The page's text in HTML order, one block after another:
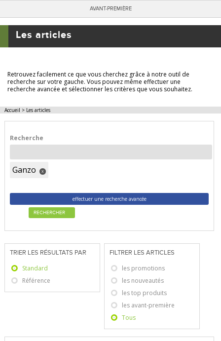
AVANT-PREMIÈRE
Les articles
Retrouvez facilement ce que vous cherchez grâce à notre outil de
recherche sur votre gauche. Vous pouvez même effectuer une
recherche avancée et sélectionner les critères que vous souhaitez.
Accueil > Les articles
Recherche
Ganzo x
effectuer une recherche avancée
RECHERCHER
TRIER LES RÉSULTATS PAR
Standard
Référence
FILTRER LES ARTICLES
les promotions
les nouveautés
les top produits
les avant-première
Tous